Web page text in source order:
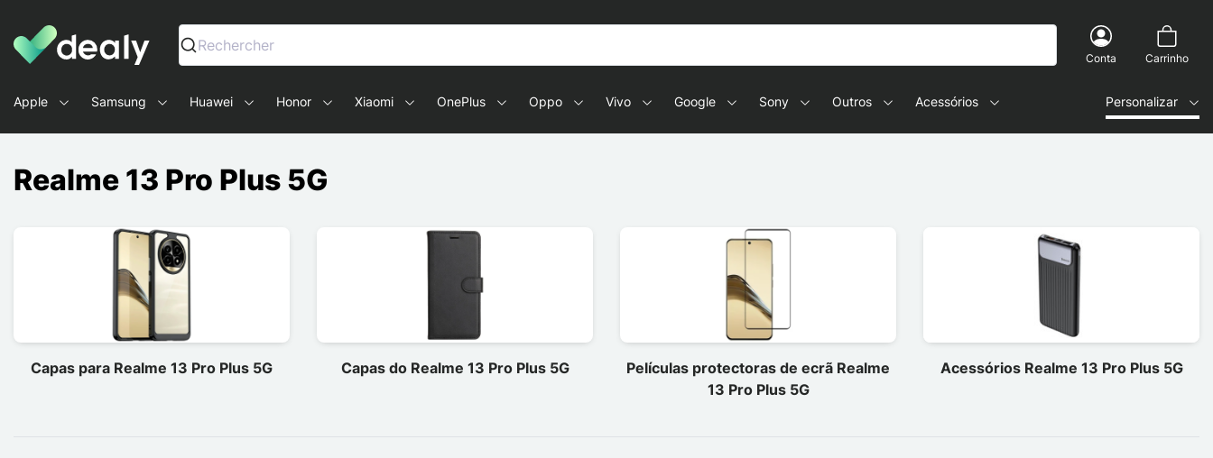
Dealy - Capas e acessórios para smartphones e tablets
Rechercher
Conta Carrinho
Apple Samsung Huawei Honor Xiaomi OnePlus Oppo Vivo Google Sony Outros Acessórios Personalizar
Realme 13 Pro Plus 5G
Capas para Realme 13 Pro Plus 5G Capas do Realme 13 Pro Plus 5G
Películas protectoras de ecrã Realme
13 Pro Plus 5G
Acessórios Realme 13 Pro Plus 5G